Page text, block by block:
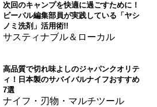
次回のキャンプを快適に過ごすために！
ビーパル編集部員が実践している「ヤシ
ノミ洗剤」活用術!!
サスティナブル＆ローカル
高品質で切れ味よしのジャパンクオリテ
ィ！日本製のサバイバルナイフおすすめ
7選
ナイフ・刃物・マルチツール